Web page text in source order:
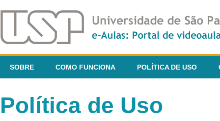
SOBRE COMO FUNCIONA POLÍTICA DE USO
Política de Uso